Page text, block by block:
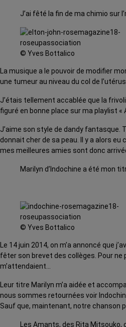
J’ai fêté la fin de ma chimio sur
© Yves Bottalico
La musique a le pouvoir de modifier
une tumeur au niveau du col de
J’étais tellement accablée que la
figuré en bonne place sur ma playlist «
J’aime son style de dandy fantasque.
donnait cher de sa peau. Il y a alors
mes meilleures amies sont donc
Marilyn d’Indochine a été mon
© Yves Bottalico
Le 14 juin 2014, on m’a annoncé que
fêter son brevet des collèges. Pour ne
m’attendaient…
Leur titre Marilyn m’a aidée et
nous sommes retournées voir
Sauf que, maintenant, notre chanson
Les Amants, des Rita Mitsouko,